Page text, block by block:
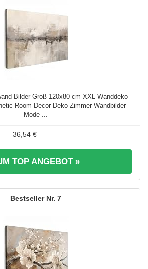
Bilder Groß 120x80 cm XXL Wanddeko
Room Decor Deko Zimmer Wandbilder
Mode ...
36,54 €
TOP ANGEBOT »
7